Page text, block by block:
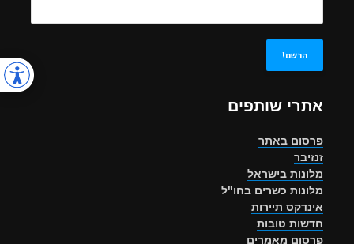
אתרי שותפים
פרסום באתר
זנזיבר
מלונות בישראל
מלונות כשרים בחו"ל
אינדקס תיירות
חדשות טובות
פרסום מאמרים